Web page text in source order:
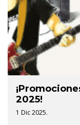
2025!
1 Dic 2025.